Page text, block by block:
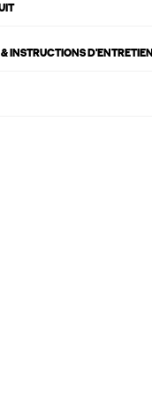
INSTRUCTIONS D'ENTRETIEN